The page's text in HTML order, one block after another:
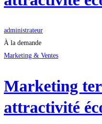
administrateur
À la demande
Marketing & Ventes
Marketing
attractivité